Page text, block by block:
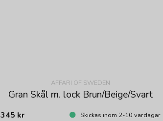
AFFARI OF SWEDEN
Gran Skål m. lock Brun/Beige/Svart
345 kr Skickas inom 2-10 vardagar